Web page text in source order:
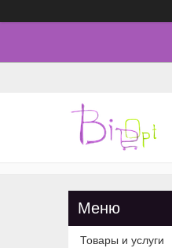
Товары и услуги